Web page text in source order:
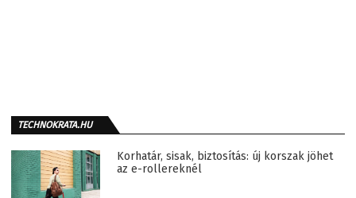
TECHNOKRATA.HU
Korhatár, sisak, biztosítás: új korszak jöhet
az e-rollereknél